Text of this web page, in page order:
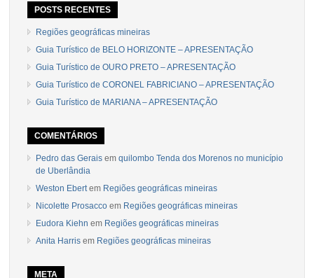
POSTS RECENTES
Regiões geográficas mineiras
Guia Turístico de BELO HORIZONTE – APRESENTAÇÃO
Guia Turístico de OURO PRETO – APRESENTAÇÃO
Guia Turístico de CORONEL FABRICIANO – APRESENTAÇÃO
Guia Turístico de MARIANA – APRESENTAÇÃO
COMENTÁRIOS
Pedro das Gerais emquilombo Tenda dos Morenos no município
de Uberlândia
Weston Ebert em Regiões geográficas mineiras
Nicolette Prosacco em Regiões geográficas mineiras
Eudora Kiehn em Regiões geográficas mineiras
Anita Harris em Regiões geográficas mineiras
META